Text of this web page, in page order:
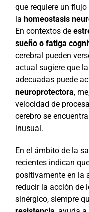
que requiere un
la homeostasis
En contextos de
sueño o fatiga
cerebral pueden
actual sugiere que
adecuadas puede
neuroprotectora,
velocidad de
cerebro se
inusual.
En el ámbito de la
recientes indican
positivamente en la
reducir la acción de
sinérgico, siempre